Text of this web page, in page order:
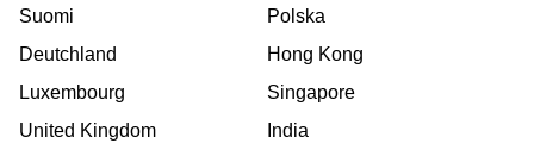
Suomi
Deutchland
Luxembourg
United Kingdom
Polska
Hong Kong
Singapore
India